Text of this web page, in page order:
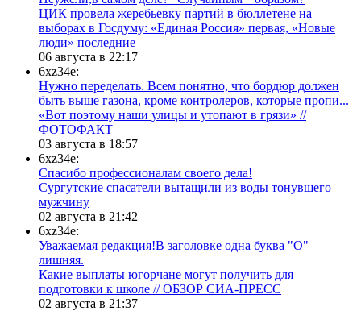
ЦИК провела жеребьевку партий в бюллетене на
выборах в Госдуму: «Единая Россия» первая, «Новые
люди» последние
06 августа в 22:17
6xz34e:
Нужно переделать. Всем понятно, что бордюр должен
быть выше газона, кроме контролеров, которые пропи...
«Вот поэтому наши улицы и утопают в грязи» //
ФОТОФАКТ
03 августа в 18:57
6xz34e:
Спасибо профессионалам своего дела!
Сургутские спасатели вытащили из воды тонувшего
мужчину
02 августа в 21:42
6xz34e:
Уважаемая редакция!В заголовке одна буква "О"
лишняя.
Какие выплаты югорчане могут получить для
подготовки к школе // ОБЗОР СИА-ПРЕСС
02 августа в 21:37